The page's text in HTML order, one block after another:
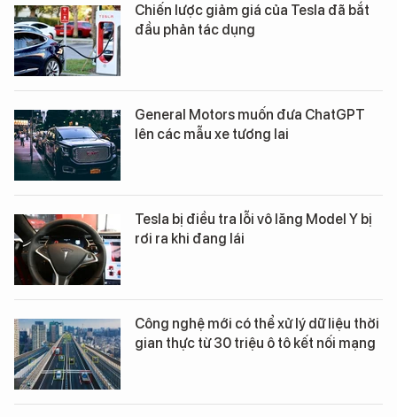
Chiến lược giảm giá của Tesla đã bắt
đầu phản tác dụng
General Motors muốn đưa ChatGPT
lên các mẫu xe tương lai
Tesla bị điều tra lỗi vô lăng Model Y bị
rơi ra khi đang lái
Công nghệ mới có thể xử lý dữ liệu thời
gian thực từ 30 triệu ô tô kết nối mạng